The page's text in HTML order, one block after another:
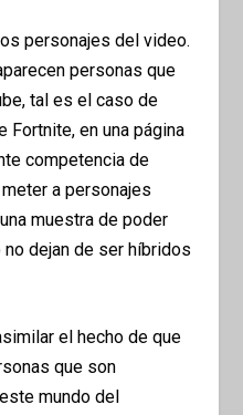
personajes del video.
personas que
tal es el caso de
Fortnite, en una página
competencia de
a personajes
muestra de poder
no dejan de ser híbridos
el hecho de que
que son
mundo del